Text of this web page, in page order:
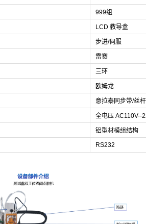
999组
LCD 教导盒
步进/伺服
雷赛
三环
欧姆龙
意拉泰同步带/丝杆
全电压 AC110V--
铝型材模组结构
RS232